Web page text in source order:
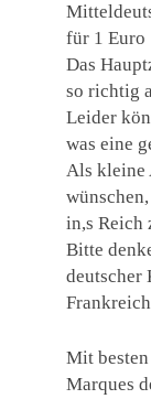
für 1 Euro
Das
so richtig
Leider
was eine
Als kleine
in,s Reich
Bitte
deutscher
Mit besten
Marques